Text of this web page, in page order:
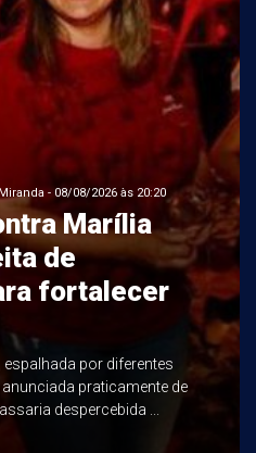
- 08/08/2026 às 20:20
Marília
de
fortalecer
espalhada por diferentes
praticamente de
despercebida ...